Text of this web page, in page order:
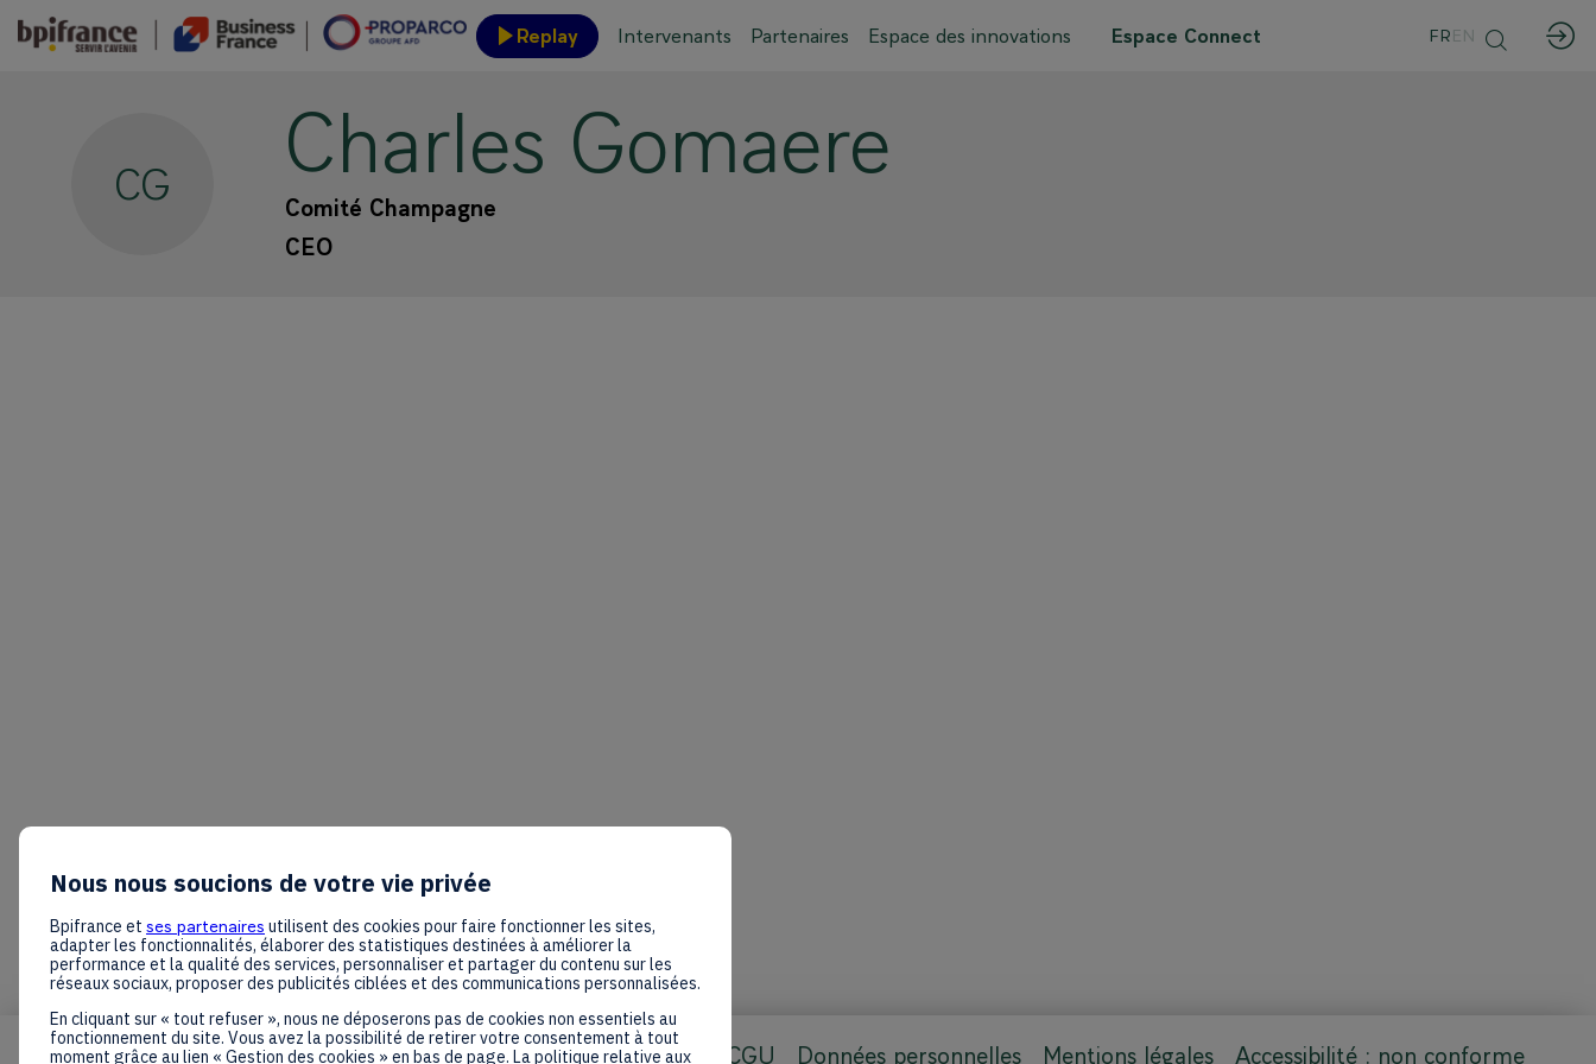
Replay Intervenants Partenaires Espace des innovations Espace Connect
Informations pratiques
FREN
CG Charles Gomaere
Comité Champagne
CEO
CGU Données personnelles Mentions légales Accessibilité : non conforme
Nous nous soucions de votre vie privée
Bpifrance et ses partenaires utilisent des cookies pour faire fonctionner les sites,
adapter les fonctionnalités, élaborer des statistiques destinées à améliorer la
performance et la qualité des services, personnaliser et partager du contenu sur les
réseaux sociaux, proposer des publicités ciblées et des communications personnalisées.
En cliquant sur « tout refuser », nous ne déposerons pas de cookies non essentiels au
fonctionnement du site. Vous avez la possibilité de retirer votre consentement à tout
moment grâce au lien « Gestion des cookies » en bas de page. La politique relative aux